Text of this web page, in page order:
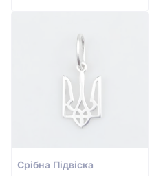
Срiбна Підвіска